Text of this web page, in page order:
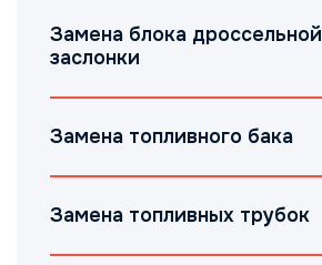
Замена блока дроссельной
заслонки
Замена топливного бака
Замена топливных трубок